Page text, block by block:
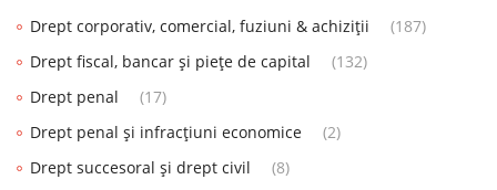
Drept corporativ, comercial, fuziuni & achiziții
(187)
Drept fiscal, bancar și piețe de capital
(132)
Drept penal
(17)
Drept penal și infracțiuni economice
(2)
Drept succesoral și drept civil
(8)